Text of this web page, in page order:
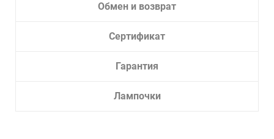
Обмен и возврат
Сертификат
Гарантия
Лампочки